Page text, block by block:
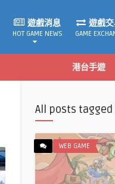
遊戲消息
HOT GAME NEWS
遊戲
GAME
港台手遊
All posts tagged
WEB GAME